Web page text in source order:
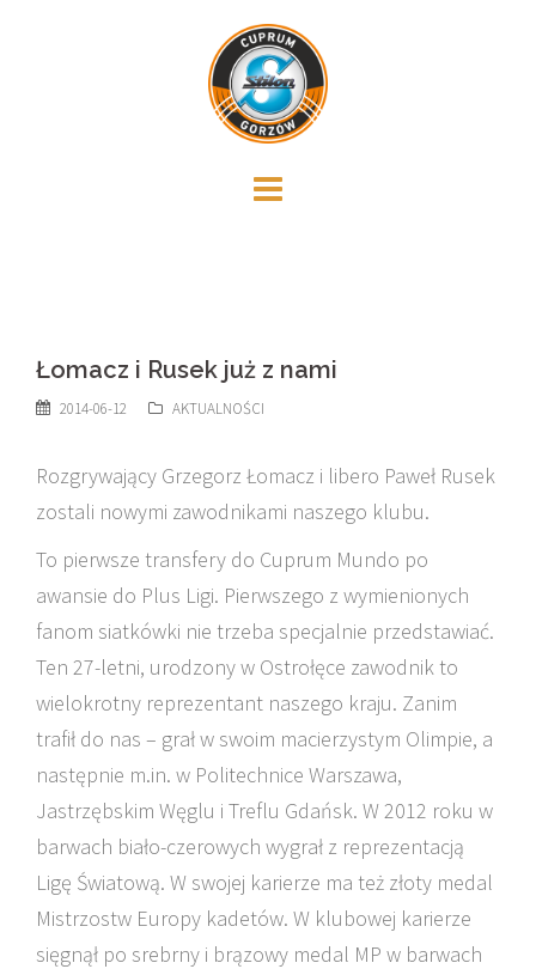
Łomacz i Rusek już z nami
2014-06-12 AKTUALNOŚCI
Rozgrywający Grzegorz Łomacz i libero Paweł Rusek
zostali nowymi zawodnikami naszego klubu.
To pierwsze transfery do Cuprum Mundo po
awansie do Plus Ligi. Pierwszego z wymienionych
fanom siatkówki nie trzeba specjalnie przedstawiać.
Ten 27-letni, urodzony w Ostrołęce zawodnik to
wielokrotny reprezentant naszego kraju. Zanim
trafił do nas – grał w swoim macierzystym Olimpie, a
następnie m.in. w Politechnice Warszawa,
Jastrzębskim Węglu i Treflu Gdańsk. W 2012 roku w
barwach biało-czerowych wygrał z reprezentacją
Ligę Światową. W swojej karierze ma też złoty medal
Mistrzostw Europy kadetów. W klubowej karierze
sięgnął po srebrny i brązowy medal MP w barwach